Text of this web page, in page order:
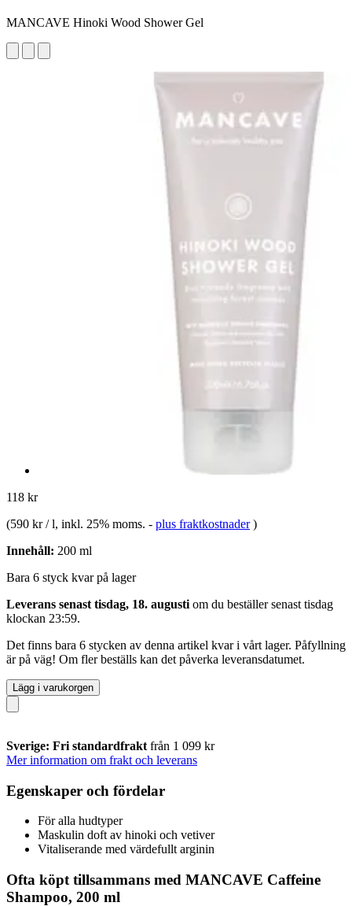
MANCAVE Hinoki Wood Shower Gel
118 kr
(590 kr / l, inkl. 25% moms. - plus fraktkostnader )
Innehåll: 200 ml
Bara 6 styck kvar på lager
Leverans senast tisdag, 18. augusti om du beställer senast tisdag
klockan 23:59.
Det finns bara 6 stycken av denna artikel kvar i vårt lager. Påfyllning
är på väg! Om fler beställs kan det påverka leveransdatumet.
Lägg i varukorgen
Sverige: Fri standardfrakt från 1 099 kr
Mer information om frakt och leverans
Egenskaper och fördelar
För alla hudtyper
Maskulin doft av hinoki och vetiver
Vitaliserande med värdefullt arginin
Ofta köpt tillsammans med MANCAVE Caffeine
Shampoo, 200 ml